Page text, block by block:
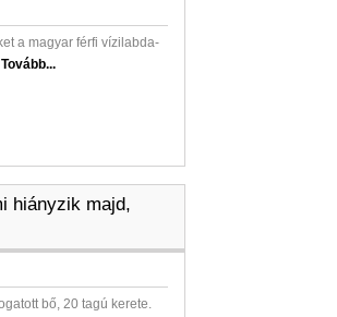
a magyar férfi vízilabda-
Tovább...
hiányzik majd,
bő, 20 tagú kerete.